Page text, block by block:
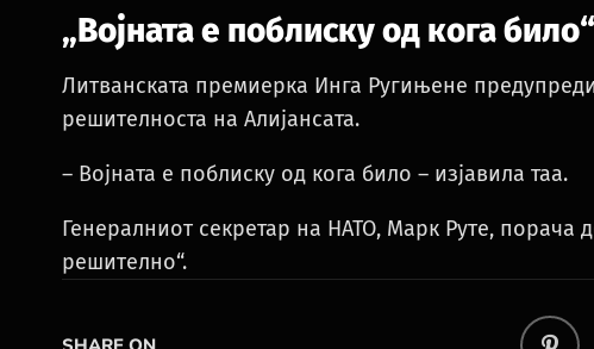
„Војната е поблиску од кога било“
Литванската премиерка Инга Ругињене
решителноста на Алијансата.
– Војната е поблиску од кога било – изјавила таа.
Генералниот секретар на НАТО, Марк Руте, порача
решително“.